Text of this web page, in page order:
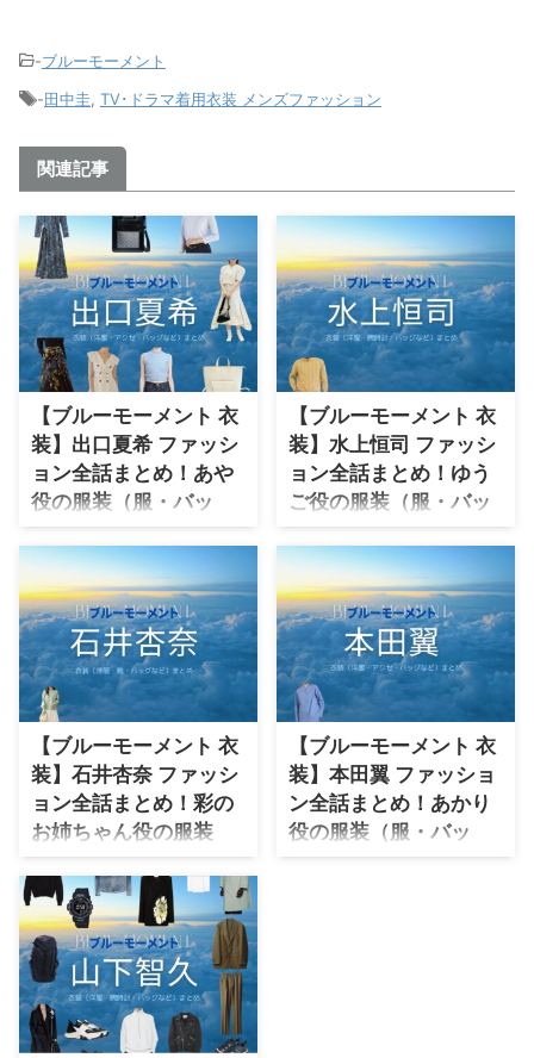
-ブルーモーメント
-田中圭 TV･ドラマ着用衣装 メンズファッション
関連記事
【ブルーモーメント 衣
装】出口夏希 ファッシ
ョン全話まとめ！あや
役の服装（服・バッ
グ・アクセ・靴など）
衣装協力ブランドは？
【ブルーモーメント】出口夏希さ
ん（くもた あや役）の衣装・服
装（服･バッグ･アクセ・靴など）
やドラマファッションのコーデを
着用シーン別・コーデ別に紹介♪
【ブルーモーメント 衣
装】水上恒司 ファッシ
ョン全話まとめ！ゆう
ご役の服装（服・バッ
グ・靴など）衣装協力
ブランドは？
【ブルーモーメント】水上恒司さ
ん（そのべゆうご役）の衣装・服
装（服･バッグ・靴など）やドラ
マファッションのコーデを着用シ
ーン別・コーデ別に紹介♪
【ブルーモーメント 衣
装】石井杏奈 ファッシ
ョン全話まとめ！彩の
お姉ちゃん役の服装
（服・バッグ・アク
セ・靴など）衣装協力
ブランドは？
ドラマ【ブルーモーメント
（BLUE MOMENT）】で石井杏
奈（いしい あんな）さんが演じ
る雲田真紀（くもた まき役）に
衣装提供されているドラマ衣装・
【ブルーモーメント 衣
装】本田翼 ファッショ
ン全話まとめ！あかり
役の服装（服・バッ
グ・アクセ・靴など）